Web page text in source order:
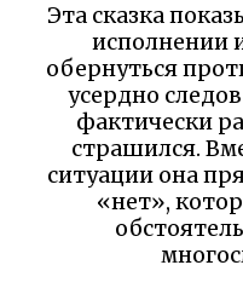
Эта сказка
исполнении
обернуться
усердно
фактически
страшился.
ситуации она
«нет»,